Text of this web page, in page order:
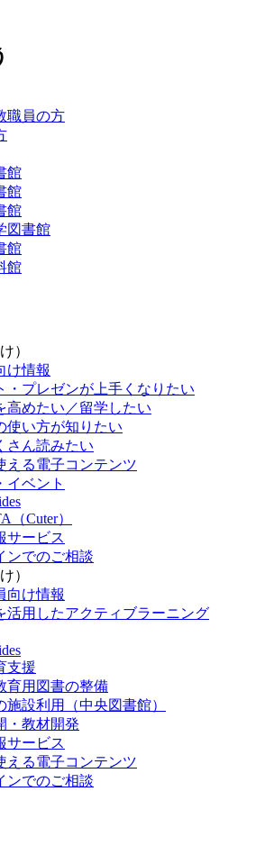
職員の方
館
館
館
図書館
館
館
）
け情報
・プレゼンが上手くなりたい
高めたい／留学したい
使い方が知りたい
さん読みたい
える電子コンテンツ
イベント
（Cuter）
サービス
ンでのご相談
）
向け情報
活用したアクティブラーニング
支援
育用図書の整備
施設利用（中央図書館）
・教材開発
サービス
える電子コンテンツ
ンでのご相談